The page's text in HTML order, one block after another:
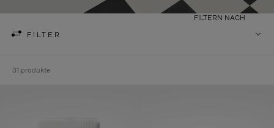
FILTER
FILTERN NACH
31 produkte